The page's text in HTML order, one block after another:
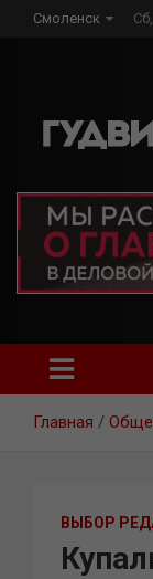
Смоленск
Главная
ВЫБОР